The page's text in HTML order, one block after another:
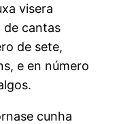
visera
de cantas
de sete,
e en número
cunha